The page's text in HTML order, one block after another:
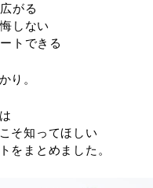
がる
しない
トできる
り。
そ知ってほしい
をまとめました。